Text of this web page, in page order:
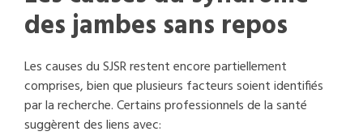
des jambes sans repos
Les causes du SJSR restent encore partiellement
comprises, bien que plusieurs facteurs soient identifiés
par la recherche. Certains professionnels de la santé
suggèrent des liens avec: